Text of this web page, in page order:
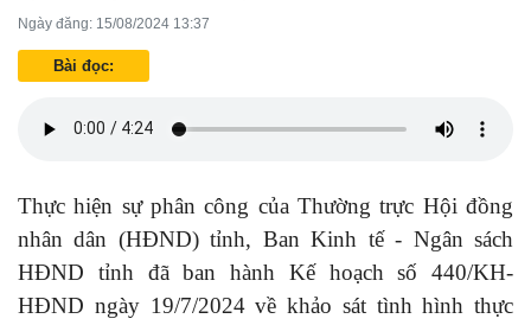
Ngày đăng: 15/08/2024 13:37
Bài đọc:
Thực hiện sự phân công của Thường trực Hội đồng
nhân dân (HĐND) tỉnh, Ban Kinh tế - Ngân sách
HĐND tỉnh đã ban hành Kế hoạch số 440/KH-
HĐND ngày 19/7/2024 về khảo sát tình hình thực